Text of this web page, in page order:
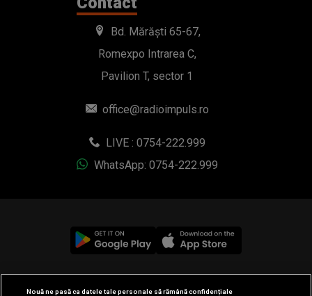
Bd. Mărăști 65-67,
Romexpo Intrarea C,
Pavilion T, sector 1
office@radioimpuls.ro
LIVE : 0754-222.999
WhatsApp: 0754-222.999
© 2019-2026 DOGAN MEDIA INTERNATIONAL SA, Toate
Nouă ne pasă ca datele tale personale să rămână confidențiale